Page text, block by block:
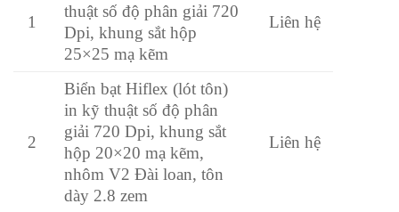
1
thuật số độ phân giải 720
Dpi, khung sắt hộp
25×25 mạ kẽm
Liên hệ
2
Biển bạt Hiflex (lót tôn)
in kỹ thuật số độ phân
giải 720 Dpi, khung sắt
hộp 20×20 mạ kẽm,
nhôm V2 Đài loan, tôn
dày 2.8 zem
Liên hệ